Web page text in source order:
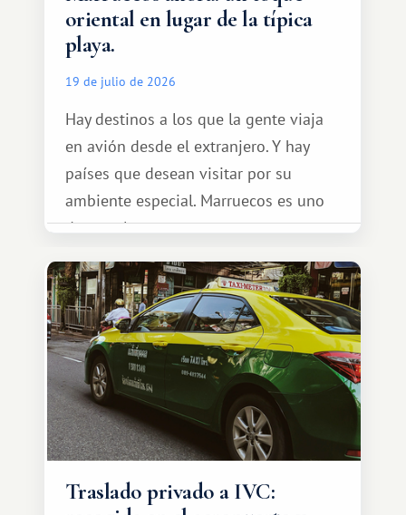
oriental en lugar de la típica
playa.
19 de julio de 2026
Hay destinos a los que la gente viaja
en avión desde el extranjero. Y hay
países que desean visitar por su
ambiente especial. Marruecos es uno
de esos lugares.
Traslado privado a IVC: